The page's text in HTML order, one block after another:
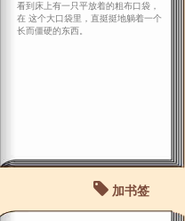
看到床上有一只平放着的粗布口袋，
在 这个大口袋里，直挺挺地躺着一个
长而僵硬的东西。
加书签